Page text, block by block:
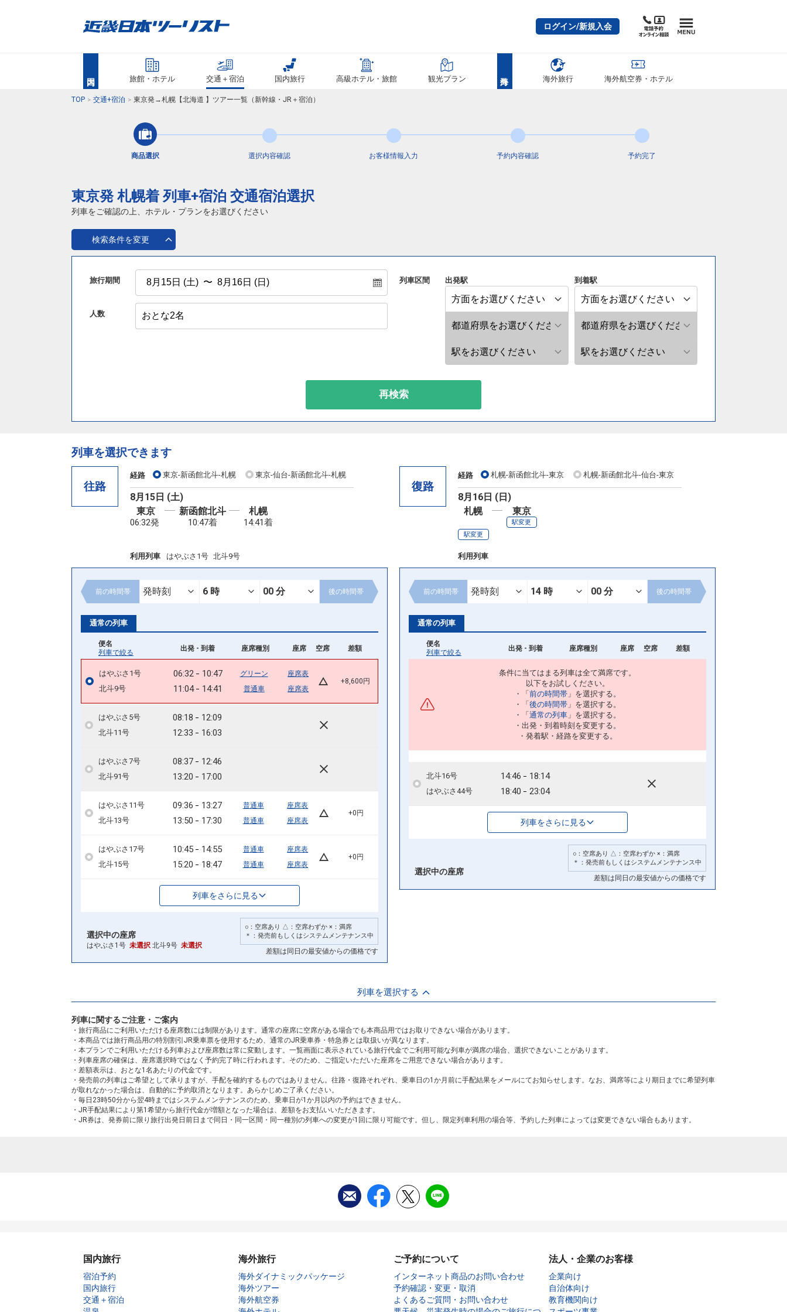
ログイン/新規入会
旅館・ホテル 交通＋宿泊 国内旅行 高級ホテル・旅館 観光プラン 海外旅行 海外航空券・ホテル
TOP 交通+宿泊 東京発→札幌【北海道 】ツアー一覧（新幹線・JR＋宿泊）
商品選択 選択内容確認 お客様情報 入力 予約内容確認 予約完了
東京発 札幌着 列車+宿泊 交通宿泊選択
列車をご確認の上、ホテル・プランをお選びください
検索条件を変更
旅行期間
人数
列車区間 出発駅 到着駅
再検索
列車を選択できます
往路
経路 東京-新函館北斗-札幌 東京-仙台-新函館北斗-札幌
8月15日 (土)
東京
06:32発
新函館北斗
10:47着
札幌
14:41着
利用列車 はやぶさ1号 北斗9号
前の時間帯 後の時間帯
通常の列車
便名
列車で絞る
出発 - 到着 座席種別 座席 空席 差額
はやぶさ1号 06:32 10:47 グリーン 座席表
北斗9号 11:04 14:41 普通車 座席表
+8,600円
はやぶさ5号 08:18 12:09
北斗11号 12:33 16:03
はやぶさ7号 08:37 12:46
北斗91号 13:20 17:00
はやぶさ11号 09:36 13:27 普通車 座席表
北斗13号 13:50 17:30 普通車 座席表
+0円
はやぶさ17号 10:45 14:55 普通車 座席表
北斗15号 15:20 18:47 普通車 座席表
+0円
列車をさらに見る
○：空席あり △：空席わずか ×：満席
＊：発売前もしくはシステムメンテナンス中
差額は同日の最安値からの価格です
選択中の座席
はやぶさ1号 未選択 北斗9号 未選択
復路
経路 札幌-新函館北斗-東京 札幌-新函館北斗-仙台-東京
8月16日 (日)
札幌
駅変更
東京
駅変更
利用列車
前の時間帯 後の時間帯
通常の列車
便名
列車で絞る
出発 - 到着 座席種別 座席 空席 差額
条件に当てはまる列車は全て満席です。
以下をお試しください。
・「 前の時間帯 」を選択する。
・「 後の時間帯 」を選択する。
・「 通常の列車 」を選択する。
・出発・到着時刻を変更する。
・発着駅・経路を変更する。
北斗16号 14:46 18:14
はやぶさ44号 18:40 23:04
列車をさらに見る
○：空席あり △：空席わずか ×：満席
＊：発売前もしくはシステムメンテナンス中
差額は同日の最安値からの価格です
選択中の座席
列車を選択する
列車に関するご注意・ご案内
・旅行商品にご利用いただける座席数には制限があります。通常の座席に空席がある場合でも本商品用ではお取りできない場合があります。
・本商品では旅行商品用の特別割引JR乗車票を使用するため、通常のJR乗車券・特急券とは取扱いが異なります。
・本プランでご利用いただける列車および座席数は常に変動します。一覧画面に表示されている旅行代金でご利用可能な列車が満席の場合、選択できないことがあります。
・列車座席の確保は、座席選択時ではなく予約完了時に行われます。そのため、ご指定いただいた座席をご用意できない場合があります。
・差額表示は、おとな1名あたりの代金です。
・発売前の列車はご希望として承りますが、手配を確約するものではありません。往路・復路それぞれ、乗車日の1か月前に手配結果をメールにてお知らせします。なお、満席等により期日までに希望列車
が取れなかった場合は、自動的に予約取消となります。あらかじめご了承ください。
・毎日23時50分から翌4時まではシステムメンテナンスのため、乗車日が1か月以内の予約はできません。
・JR手配結果により第1希望から旅行代金が増額となった場合は、差額をお支払いいただきます。
・JR券は、発券前に限り旅行出発日前日まで同日・同一区間・同一種別の列車への変更が1回に限り可能です。但し、限定列車利用の場合等、予約した列車によっては変更できない場合もあります。
国内旅行
宿泊予約
国内旅行
交通＋宿泊
海外旅行
海外ダイナミックパッケージ
海外ツアー
海外航空券
ご予約について
インターネット商品のお問い合わせ
予約確認・変更・取消
よくあるご質問・お問い合わせ
法人・企業のお客様
企業向け
自治体向け
教育機関向け